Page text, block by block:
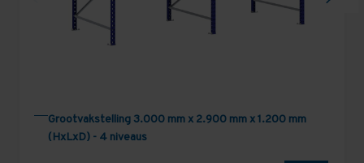
Grootvakstelling 3.000 mm x 2.900 mm x 1.200 mm
(HxLxD) - 4 niveaus